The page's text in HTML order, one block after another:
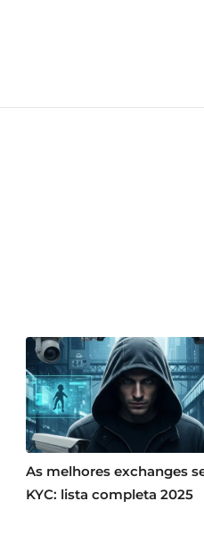
As melhores exchanges
KYC: lista completa 2025